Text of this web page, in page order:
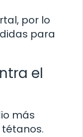
por lo
para
el
más